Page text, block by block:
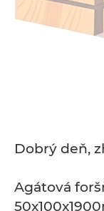
Dobrý deň,
Agátová